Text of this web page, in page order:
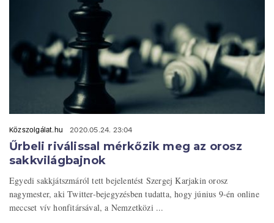
Közszolgálat.hu 2020.05.24. 23:04
Űrbeli riválissal mérkőzik meg az orosz
sakkvilágbajnok
Egyedi sakkjátszmáról tett bejelentést Szergej Karjakin orosz
nagymester, aki Twitter-bejegyzésben tudatta, hogy június 9-én online
meccset vív honfitársával, a Nemzetközi ...